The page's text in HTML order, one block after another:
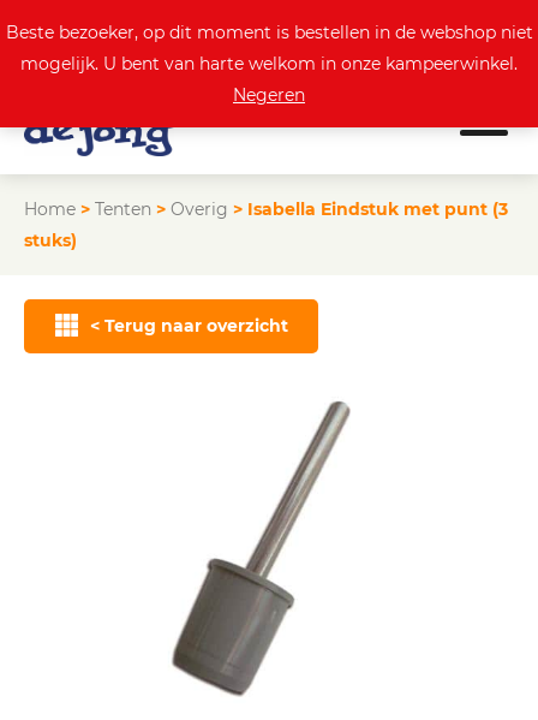
Actuele aanbod
Home > Tenten > Overig > Isabella Eindstuk met punt (3
stuks)
< Terug naar overzicht
Beste bezoeker, op dit moment is bestellen in de webshop niet
mogelijk. U bent van harte welkom in onze kampeerwinkel.
Negeren